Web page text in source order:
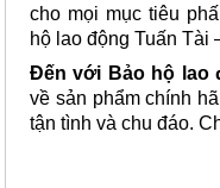
cho mọi mục tiêu
hộ lao động Tuấn Tài
Đến với Bảo hộ lao
về sản phẩm chính
tận tình và chu đáo.